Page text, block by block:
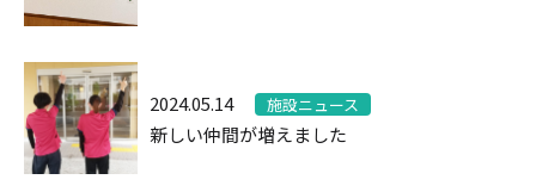
2024.05.14 施設ニュース
新しい仲間が増えました